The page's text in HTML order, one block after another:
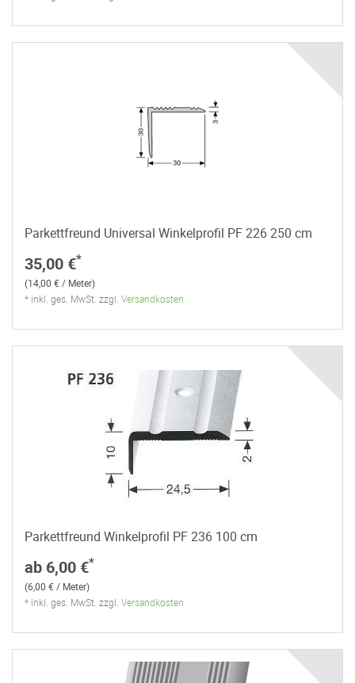
Parkettfreund Universal Winkelprofil PF 226 250 cm
35,00 €*
(14,00 € / Meter)
* inkl. ges. MwSt. zzgl. Versandkosten
Parkettfreund Winkelprofil PF 236 100 cm
ab 6,00 €*
(6,00 € / Meter)
* inkl. ges. MwSt. zzgl. Versandkosten